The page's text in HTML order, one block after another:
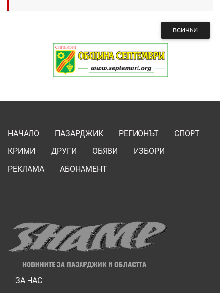
ВСИЧКИ
НАЧАЛО ПАЗАРДЖИК РЕГИОНЪТ
СПОРТ
КРИМИ
ДРУГИ ОБЯВИ
ИЗБОРИ
РЕКЛАМА
АБОНАМЕНТ
ЗА НАС